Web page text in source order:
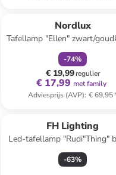
Nordlux
Tafellamp "Ellen" zwart/
- (B)20 x (H)40 x (D)20 cm
-74%
€ 19,99regulier
€ 17,99 met family
Adviesprijs (AVP): € 69,95
FH Lighting
Led-tafellamp "Rudi"Thing"
(B)16 x (H)9,8 x (D)10,5
-63%